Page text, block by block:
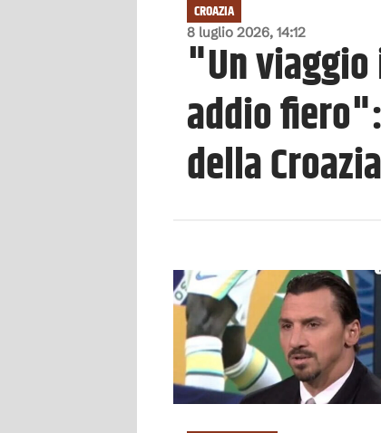
8 luglio 2026, 14:12
CROAZIA
"Un
addio
della Croazia